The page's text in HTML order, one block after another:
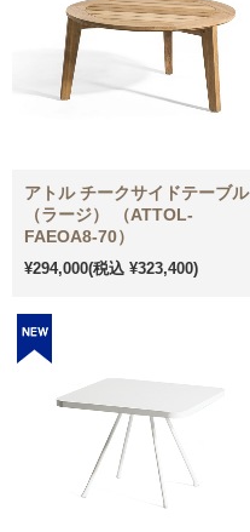
アトル チークサイドテーブル
（ラージ） （ATTOL-
FAEOA8-70）
¥294,000(税込 ¥323,400)